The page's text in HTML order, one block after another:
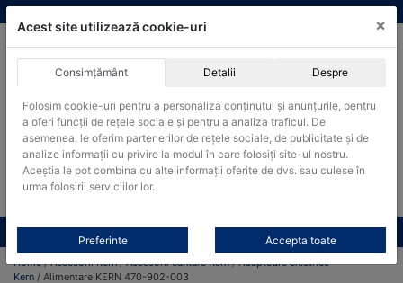
Skip
to
Produsele pot fi achizitionate si in sistemul SEAP / SICAP
Products
search
CAUTARE
Toate produsele CONTACT
Home/Accesorii Kern/Accesorii cantare Kern/Adaptoare electrice
Kern / Alimentare KERN 470-902-003
Acest site utilizează cookie-uri ×
Consimțământ Detalii Despre
Folosim cookie-uri pentru a personaliza conținutul și anunțurile, pentru
a oferi funcții de rețele sociale și pentru a analiza traficul. De
asemenea, le oferim partenerilor de rețele sociale, de publicitate și de
analize informații cu privire la modul în care folosiți site-ul nostru.
Aceștia le pot combina cu alte informații oferite de dvs. sau culese în
urma folosirii serviciilor lor.
Preferinte Accepta toate